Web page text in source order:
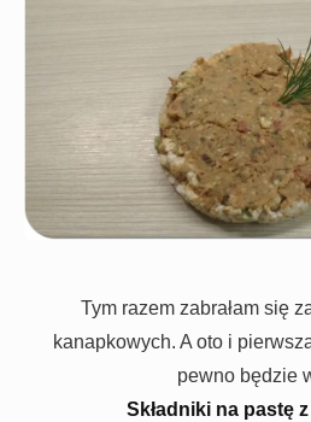
Tym razem zabrałam się
kanapkowych. A oto i
pewno będzie
Składniki na pastę